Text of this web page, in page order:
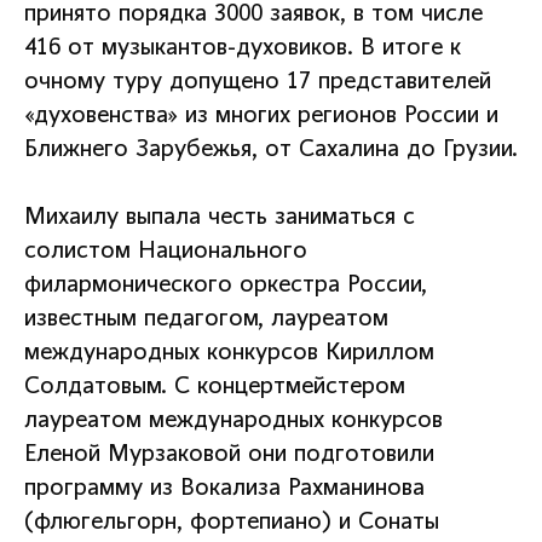
принято порядка 3000 заявок, в том числе
416 от музыкантов-духовиков. В итоге к
очному туру допущено 17 представителей
«духовенства» из многих регионов России и
Ближнего Зарубежья, от Сахалина до Грузии.
Михаилу выпала честь заниматься с
солистом Национального
филармонического оркестра России,
известным педагогом, лауреатом
международных конкурсов Кириллом
Солдатовым. С концертмейстером
лауреатом международных конкурсов
Еленой Мурзаковой они подготовили
программу из Вокализа Рахманинова
(флюгельгорн, фортепиано) и Сонаты